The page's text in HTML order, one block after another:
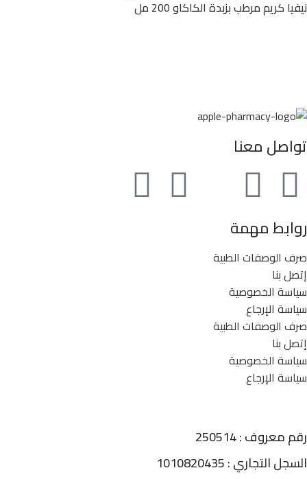
نيفيا كريم مرطب بزبدة الكاكاو 200 مل
تواصل معنا
روابط مهمة
صرف الوصفات الطبية
إتصل بنا
سياسة الخصوصية
سياسة الإرجاع
صرف الوصفات الطبية
إتصل بنا
سياسة الخصوصية
سياسة الإرجاع
رقم معروف : 250514
السجل التجاري : 1010820435